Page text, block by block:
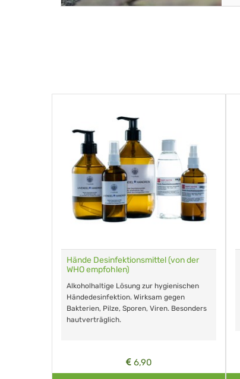
Hände Desinfektionsmittel (von der
WHO empfohlen)
Alkoholhaltige Lösung zur hygienischen
Händedesinfektion. Wirksam gegen
Bakterien, Pilze, Sporen, Viren. Besonders
hautverträglich.
6,90